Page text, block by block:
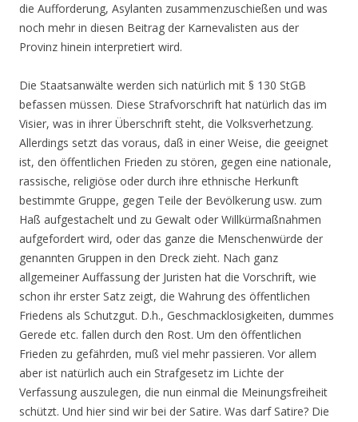
die Aufforderung, Asylanten zusammenzuschießen und was
noch mehr in diesen Beitrag der Karnevalisten aus der
Provinz hinein interpretiert wird.
Die Staatsanwälte werden sich natürlich mit § 130 StGB
befassen müssen. Diese Strafvorschrift hat natürlich das im
Visier, was in ihrer Überschrift steht, die Volksverhetzung.
Allerdings setzt das voraus, daß in einer Weise, die geeignet
ist, den öffentlichen Frieden zu stören, gegen eine nationale,
rassische, religiöse oder durch ihre ethnische Herkunft
bestimmte Gruppe, gegen Teile der Bevölkerung usw. zum
Haß aufgestachelt und zu Gewalt oder Willkürmaßnahmen
aufgefordert wird, oder das ganze die Menschenwürde der
genannten Gruppen in den Dreck zieht. Nach ganz
allgemeiner Auffassung der Juristen hat die Vorschrift, wie
schon ihr erster Satz zeigt, die Wahrung des öffentlichen
Friedens als Schutzgut. D.h., Geschmacklosigkeiten, dummes
Gerede etc. fallen durch den Rost. Um den öffentlichen
Frieden zu gefährden, muß viel mehr passieren. Vor allem
aber ist natürlich auch ein Strafgesetz im Lichte der
Verfassung auszulegen, die nun einmal die Meinungsfreiheit
schützt. Und hier sind wir bei der Satire. Was darf Satire? Die